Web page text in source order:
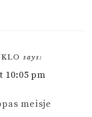
says:
10:05 pm
meisje